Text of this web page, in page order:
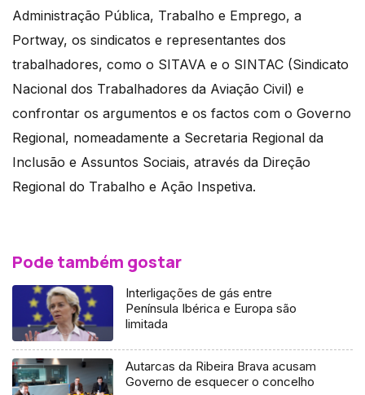
Administração Pública, Trabalho e Emprego, a
Portway, os sindicatos e representantes dos
trabalhadores, como o SITAVA e o SINTAC (Sindicato
Nacional dos Trabalhadores da Aviação Civil) e
confrontar os argumentos e os factos com o Governo
Regional, nomeadamente a Secretaria Regional da
Inclusão e Assuntos Sociais, através da Direção
Regional do Trabalho e Ação Inspetiva.
Pode também gostar
Interligações de gás entre
Península Ibérica e Europa são
limitada
Autarcas da Ribeira Brava acusam
Governo de esquecer o concelho